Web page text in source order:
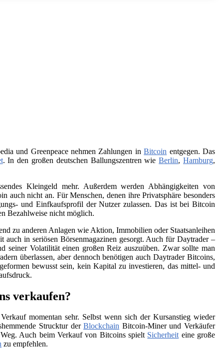
und Greenpeace nehmen Zahlungen inBitcoin entgegen. Das
. In den großen deutschen Ballungszentren wieBerlin,Hamburg,
Kleingeld mehr. Außerdem werden Abhängigkeiten von
auch nicht an. Für Menschen, denen ihre Privatsphäre besonders
und Einfkaufsprofil der Nutzer zulassen. Das ist bei Bitcoin
Bezahlweise nicht möglich.
zu anderen Anlagen wie Aktion, Immobilien oder Staatsanleihen
in seriösen Börsenmagazinen gesorgt. Auch für Daytrader –
seiner Volatilität einen großen Reiz auszuüben. Zwar sollte man
überlassen, aber dennoch benötigen auch Daytrader Bitcoins,
bewusst sein, kein Kapital zu investieren, das mittel- und
verkaufen?
momentan sehr. Selbst wenn sich der Kursanstieg wieder
Strucktur derBlockchain Bitcoin-Miner und Verkäufer
Auch beim Verkauf von Bitcoins spielt Sicherheiteine große
zu empfehlen.